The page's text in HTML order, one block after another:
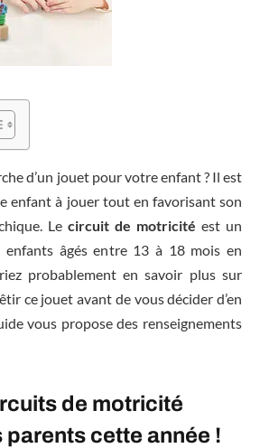
d’un jouet pour votre enfant ? Il est
enfant à jouer tout en favorisant son
Le circuit de motricité est un
enfants âgés entre 13 à 18 mois en
probablement en savoir plus sur
ce jouet avant de vous décider d’en
vous propose des renseignements
de motricité
cette année !